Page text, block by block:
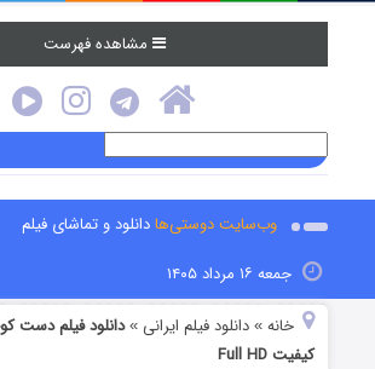
مشاهده فهرست
وب‌سایت دوستی‌هادانلود و تماشای فیلم
جمعه ۱۶ مرداد ۱۴۰۵
خانه »دانلود فیلم‌ ایرانی »دانلود فیلم دست
کیفیت Full HD